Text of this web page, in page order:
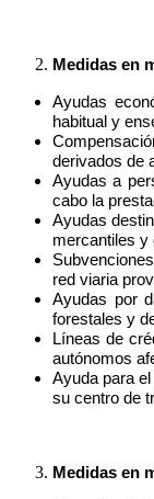
Medidas en
Ayudas
habitual y
derivados de
Ayudas a
cabo la
Ayudas
mercantiles y
red viaria
Ayudas por
forestales y
Líneas de
autónomos
Ayuda para
su centro de
Medidas en